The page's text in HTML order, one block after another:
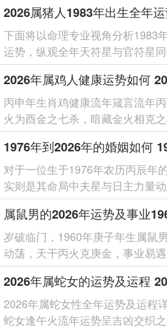
2026属猪人1983年出生全年
下面将以命理专业视角分析1983
运势，纵观全年天符星与官符星
易惹是非；天财星暗合太岁，财
丙申年生肖鸡健康流年箴言流年
火为酉金之七杀，暗藏金火相克
过需防心肺燥热、炎症突发，幸
1976年到2026年的婚姻如何
对于一位生于1976年农历丙辰年
实则是其命局中夫星与日主力量
主，生于辰月食神当令，看似性
岁破临门，1960年庚子年生属鼠
动荡，天干丙火克庚金，事业易
发生机，财星破印需防破耗，夫
2026年属蛇女性全年运势及运程
蛇女逢午火流年运势呈吉凶交织